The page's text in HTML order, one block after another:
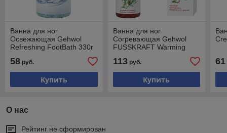
Ванна для ног
Освежающая Gehwol
Refreshing FootBath 330г
58 руб.
Купить
Ванна для ног
Согревающая Gehwol
FUSSKRAFT Warming
113руб.
Купить
61
О нас
Рейтинг не сформирован